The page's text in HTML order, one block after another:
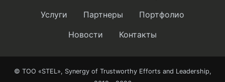
Услуги
Партнеры
Портфолио
Новости
Контакты
© ТОО «STEL», Synergy of Trustworthy Efforts and Leadership,